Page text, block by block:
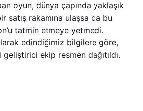
oyun, dünya çapında yaklaşık
satış rakamına ulaşsa da bu
tatmin etmeye yetmedi.
edindiğimiz bilgilere göre,
ekip resmen dağıtıldı.